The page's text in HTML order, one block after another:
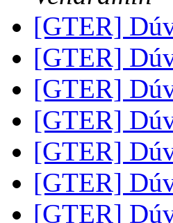
[GTER]
[GTER]
[GTER]
[GTER]
[GTER]
[GTER]
[GTER]